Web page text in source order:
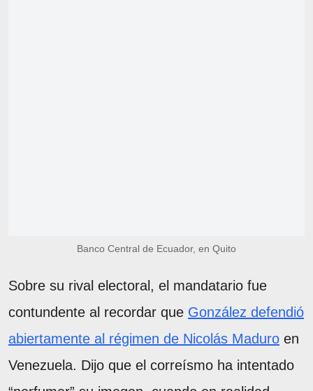
Banco Central de Ecuador, en Quito
Sobre su rival electoral, el mandatario fue
contundente al recordar que González defendió
abiertamente al régimen de Nicolás Maduro en
Venezuela. Dijo que el correísmo ha intentado